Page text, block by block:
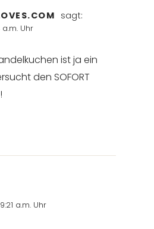
sagt:
a.m. Uhr
ist ja ein
den SOFORT
a.m. Uhr